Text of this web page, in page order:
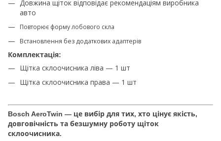
Довжина щіток відповідає рекомендаціям виробника
авто
Повторює форму лобового скла
Встановлення без додаткових адаптерів
Комплектація:
Щітка склоочисника ліва — 1 шт
Щітка склоочисника права — 1 шт
Bosch AeroTwin — це вибір для тих, хто цінує якість,
довговічність та безшумну роботу щіток
склоочисника.